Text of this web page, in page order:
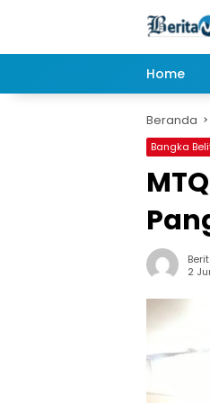
Home
Beranda
Bangka
2